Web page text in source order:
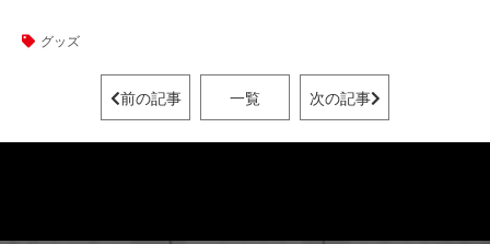
グッズ
前の記事 一覧 次の記事